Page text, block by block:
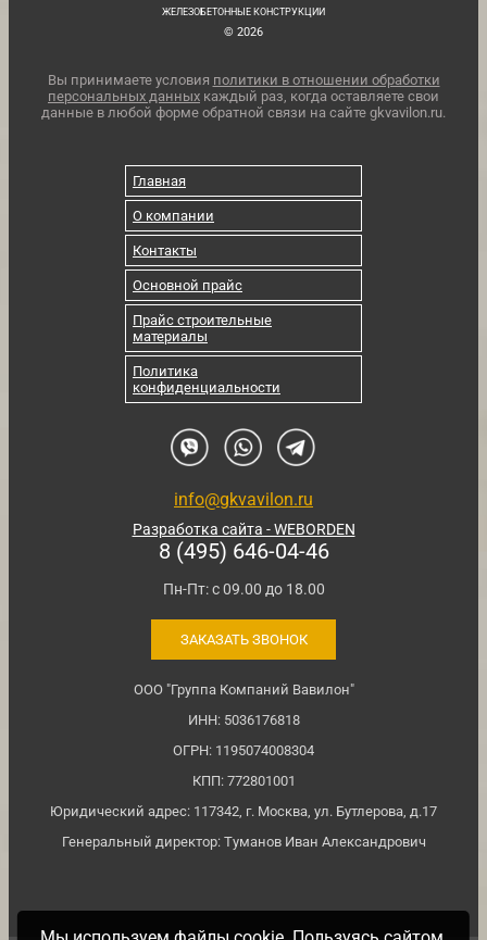
ЖЕЛЕЗОБЕТОННЫЕ КОНСТРУКЦИИ
© 2026
Вы принимаете условия политики в отношении обработки
персональных данных каждый раз, когда оставляете свои
данные в любой форме обратной связи на сайте gkvavilon.ru.
Главная
О компании
Контакты
Основной прайс
Прайс строительные
материалы
Политика
конфиденциальности
info@gkvavilon.ru
Разработка сайта - WEBORDEN
8 (495) 646-04-46
Пн-Пт: с 09.00 до 18.00
ЗАКАЗАТЬ ЗВОНОК
ООО "Группа Компаний Вавилон"
ИНН: 5036176818
ОГРН: 1195074008304
КПП: 772801001
Юридический адрес: 117342, г. Москва, ул. Бутлерова, д.17
Генеральный директор: Туманов Иван Александрович